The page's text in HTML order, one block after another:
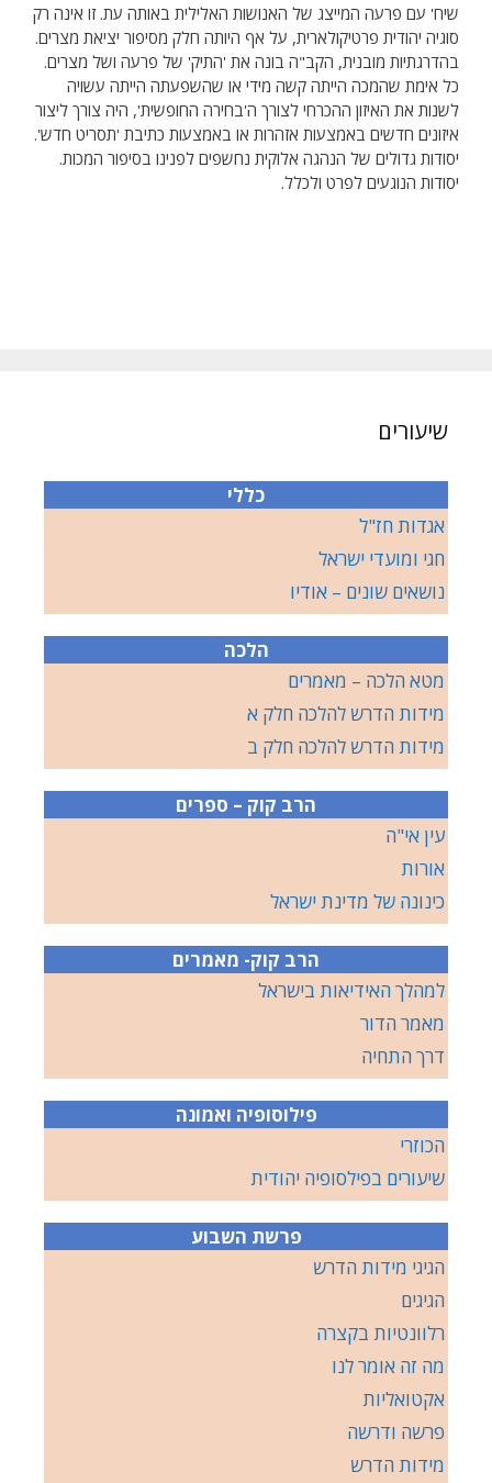
שיח' עם פרעה המייצג של האנושות האלילית באותה עת. זו אינה רק
סוגיה יהודית פרטיקולארית, על אף היותה חלק מסיפור יציאת מצרים.
בהדרגתיות מובנית, הקב"ה בונה את 'התיק' של פרעה ושל מצרים.
כל אימת שהמכה הייתה קשה מידי או שהשפעתה הייתה עשויה
לשנות את האיזון ההכרחי לצורך ה'בחירה החופשית', היה צורך ליצור
איזונים חדשים באמצעות אזהרות או באמצעות כתיבת 'תסריט חדש'.
יסודות גדולים של הנהגה אלוקית נחשפים לפנינו בסיפור המכות.
יסודות הנוגעים לפרט ולכלל.
שיעורים
כללי
אגדות חז"ל
חגי ומועדי ישראל
נושאים שונים – אודיו
הלכה
מטא הלכה – מאמרים
מידות הדרש להלכה חלק א
מידות הדרש להלכה חלק ב
הרב קוק – ספרים
עין אי"ה
אורות
כינונה של מדינת ישראל
הרב קוק- מאמרים
למהלך האידיאות בישראל
מאמר הדור
דרך התחיה
פילוסופיה ואמונה
הכוזרי
שיעורים בפילסופיה יהודית
פרשת השבוע
הגיגי מידות הדרש
הגיגים
רלוונטיות בקצרה
מה זה אומר לנו
אקטואליות
פרשה ודרשה
מידות הדרש